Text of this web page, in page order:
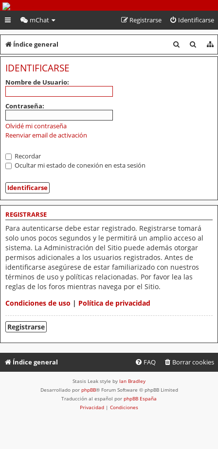
PeruVoley.com
mChat Identificarse
Registrarse
Índice general
u
u
IDENTIFICARSE
Nombre de Usuario:
Contraseña:
Olvidé mi contraseña
Reenviar email de activación
Recordar
Ocultar mi estado de conexión en esta sesión
REGISTRARSE
Para autenticarse debe estar registrado. Registrarse tomará
solo unos pocos segundos y le permitirá un amplio acceso al
sistema. La Administración del Sitio puede además otorgar
permisos adicionales a los usuarios registrados. Antes de
identificarse asegúrese de estar familiarizado con nuestros
términos de uso y políticas relacionadas. Por favor lea las
reglas de los foros mientras navega por el Sitio.
Condiciones de uso | Política de privacidad
Registrarse
Índice general Borrar cookies
FAQ
Stasis Leak style by Ian Bradley
Desarrollado por phpBB® Forum Software © phpBB Limited
Traducción al español por phpBB España
Privacidad | Condiciones